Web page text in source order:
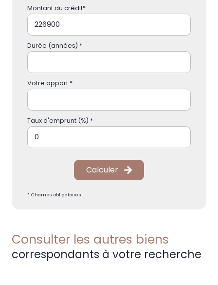
Montant du crédit*
Durée (années) *
Votre apport *
Taux d'emprunt (%) *
Calculer
* Champs obligatoires
Consulter les autres biens
correspondants à votre recherche